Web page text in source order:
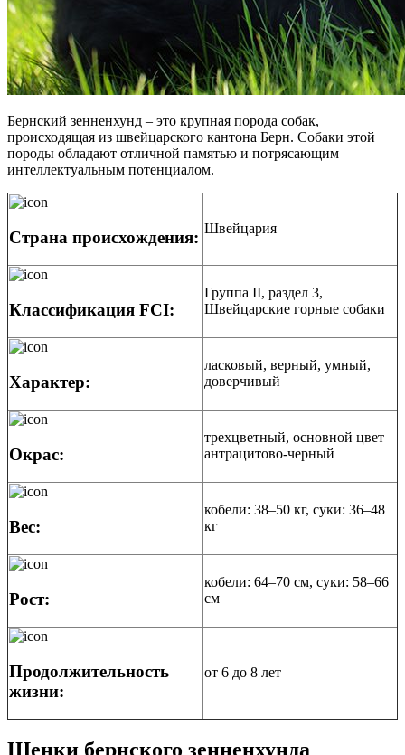
Бернский зенненхунд – это крупная порода собак,
происходящая из швейцарского кантона Берн. Собаки этой
породы обладают отличной памятью и потрясающим
интеллектуальным потенциалом.
Страна происхождения: Швейцария
Классификация FCI:
Группа II, раздел 3,
Швейцарские горные собаки
Характер:
ласковый, верный, умный,
доверчивый
Окрас:
трехцветный, основной цвет
антрацитово-черный
Вес:
кобели: 38–50 кг, суки: 36–48
кг
Рост:
кобели: 64–70 см, суки: 58–66
см
Продолжительность
жизни:
от 6 до 8 лет
Щенки бернского зенненхунда